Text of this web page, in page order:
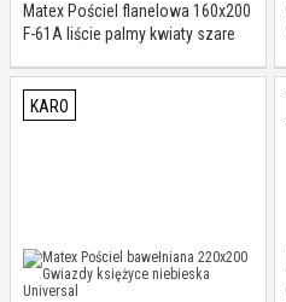
Matex Pościel flanelowa 160x200
F-61A liście palmy kwiaty szare
KARO